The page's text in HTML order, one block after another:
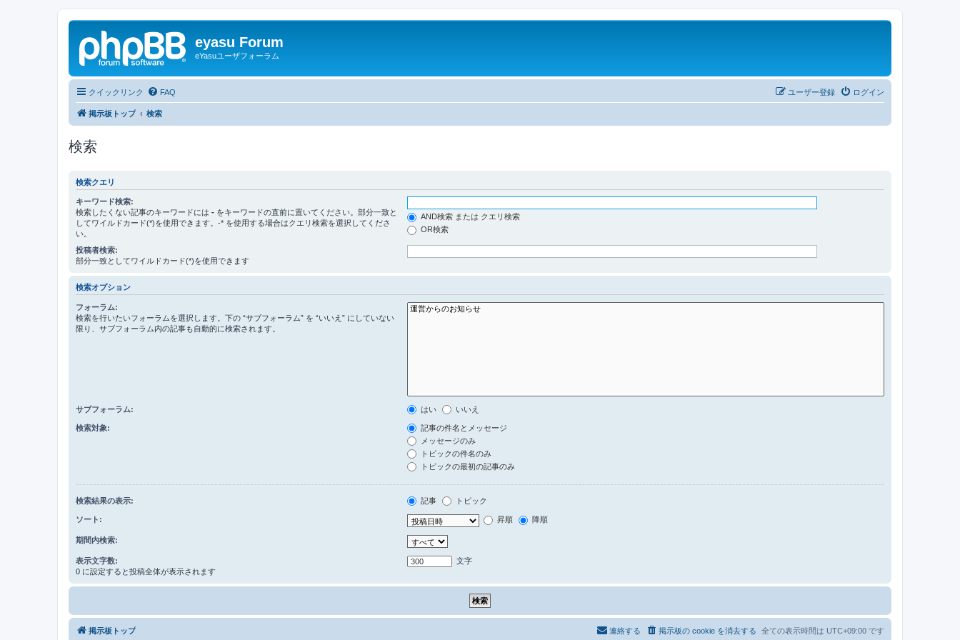
eyasu Forum
eYasuユーザフォーラム
クイックリンク FAQ ログイン
ユーザー登録
掲示板トップ 検索
検索
検索クエリ
キーワード検索:
検索したくない記事のキーワードには - をキーワードの直前に置いてください。部分一致と
してワイルドカード(*)を使用できます。-* を使用する場合はクエリ検索を選択してくださ
い。
AND検索 または クエリ検索
OR検索
投稿者検索:
部分一致としてワイルドカード(*)を使用できます
検索オプション
フォーラム:
検索を行いたいフォーラムを選択します。下の “サブフォーラム” を “いいえ” にしていない
限り、サブフォーラム内の記事も自動的に検索されます。
サブフォーラム: はい いいえ
検索対象:
記事の件名とメッセージ
メッセージのみ
トピックの件名のみ
トピックの最初の記事のみ
検索結果の表示: 記事 トピック
ソート: 昇順 降順
期間内検索:
表示文字数:
0 に設定すると投稿全体が表示されます
文字
掲示板トップ 全ての表示時間は UTC+09:00 です
掲示板の cookie を消去する
連絡する